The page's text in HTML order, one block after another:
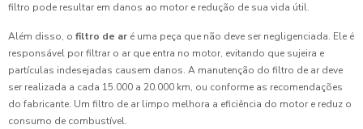
filtro pode resultar em danos ao motor e redução de sua vida útil.
Além disso, o filtro de ar é uma peça que não deve ser negligenciada. Ele é
responsável por filtrar o ar que entra no motor, evitando que sujeira e
partículas indesejadas causem danos. A manutenção do filtro de ar deve
ser realizada a cada 15.000 a 20.000 km, ou conforme as recomendações
do fabricante. Um filtro de ar limpo melhora a eficiência do motor e reduz o
consumo de combustível.